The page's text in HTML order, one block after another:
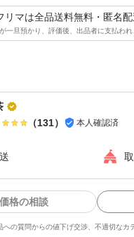
リマは全品送料無料・匿名配
一旦預かり、評価後、出品者に支払われ
（131） 本人確認済
価格の相談
への質問からの値下げ交渉、不適切なカ